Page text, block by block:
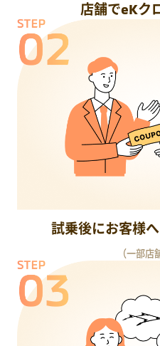
店舗でeKク
試乗後にお客様
（一部店